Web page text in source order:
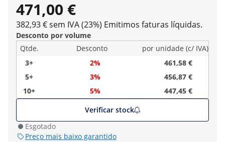
471,00 €
382,93 € sem IVA (23%) Emitimos faturas líquidas.
Desconto por volume
Qtde.
Desconto
por unidade (c/ IVA)
3+
2%
461,58 €
5+
3%
456,87 €
10+
5%
447,45 €
Verificar stock
Esgotado
Preço mais baixo garantido